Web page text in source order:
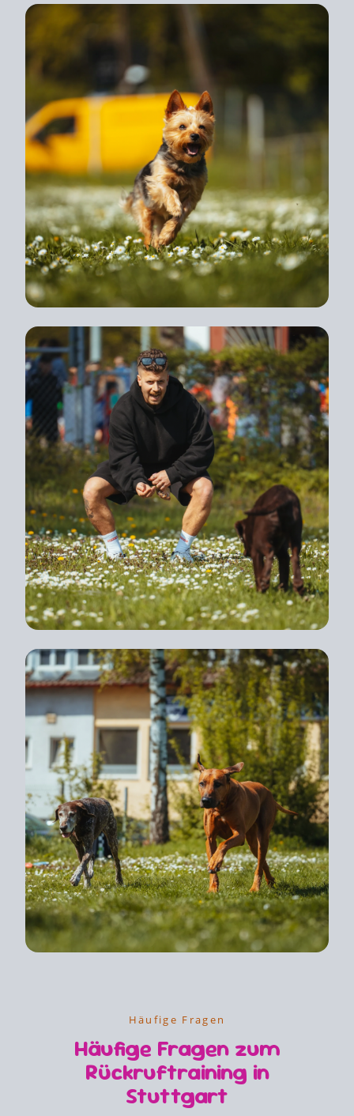
Häufige Fragen
Häufige Fragen zum
Rückruftraining in
Stuttgart